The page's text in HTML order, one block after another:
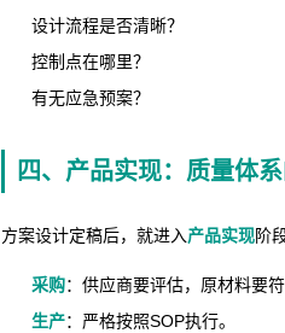
设计流程是否清晰？
控制点在哪里？
有无应急预案？
四、产品实现：质量体
方案设计定稿后，就进入产品实现阶
采购：供应商要评估，原材料要符
生产：严格按照SOP执行。